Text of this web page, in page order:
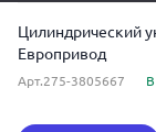
Цилиндрический
Европривод
Арт.275-3805667